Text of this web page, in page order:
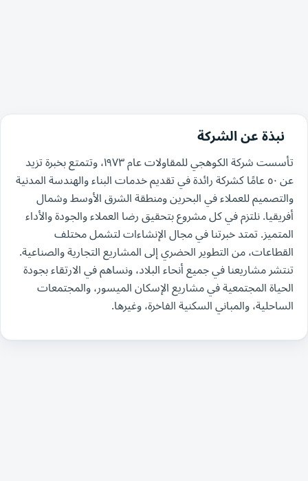
نبذة عن الشركة
تأسست شركة الكوهجي للمقاولات عام ١٩٧٣، وتتمتع بخبرة تزيد
عن ٥٠ عامًا كشركة رائدة في تقديم خدمات البناء والهندسة المدنية
والتصميم للعملاء في البحرين ومنطقة الشرق الأوسط وشمال
أفريقيا. نلتزم في كل مشروع بتحقيق رضا العملاء والجودة والأداء
المتميز. تمتد خبرتنا في مجال الإنشاءات لتشمل مختلف
القطاعات، من التطوير الحضري إلى المشاريع التجارية والصناعية.
تنتشر مشاريعنا في جميع أنحاء البلاد، ونساهم في الارتقاء بجودة
الحياة المجتمعية في مشاريع الإسكان الميسور، والمجتمعات
الساحلية، والمباني السكنية الفاخرة، وغيرها.